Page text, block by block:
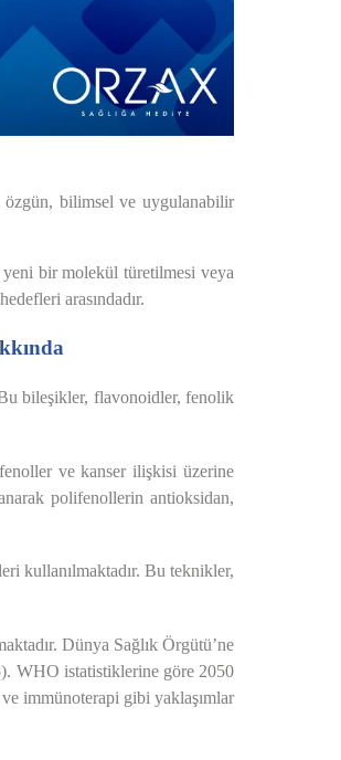
bilimsel ve uygulanabilir
bir molekül türetilmesi veya
arasındadır.
bileşikler, flavonoidler, fenolik
ve kanser ilişkisi üzerine
polifenollerin antioksidan,
kullanılmaktadır. Bu teknikler,
Dünya Sağlık Örgütü’ne
WHO istatistiklerine göre 2050
immünoterapi gibi yaklaşımlar